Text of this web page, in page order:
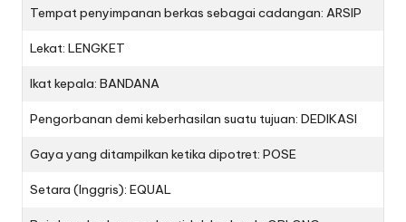
Tempat penyimpanan berkas sebagai cadangan: ARSIP
Lekat: LENGKET
Ikat kepala: BANDANA
Pengorbanan demi keberhasilan suatu tujuan: DEDIKASI
Gaya yang ditampilkan ketika dipotret: POSE
Setara (Inggris): EQUAL